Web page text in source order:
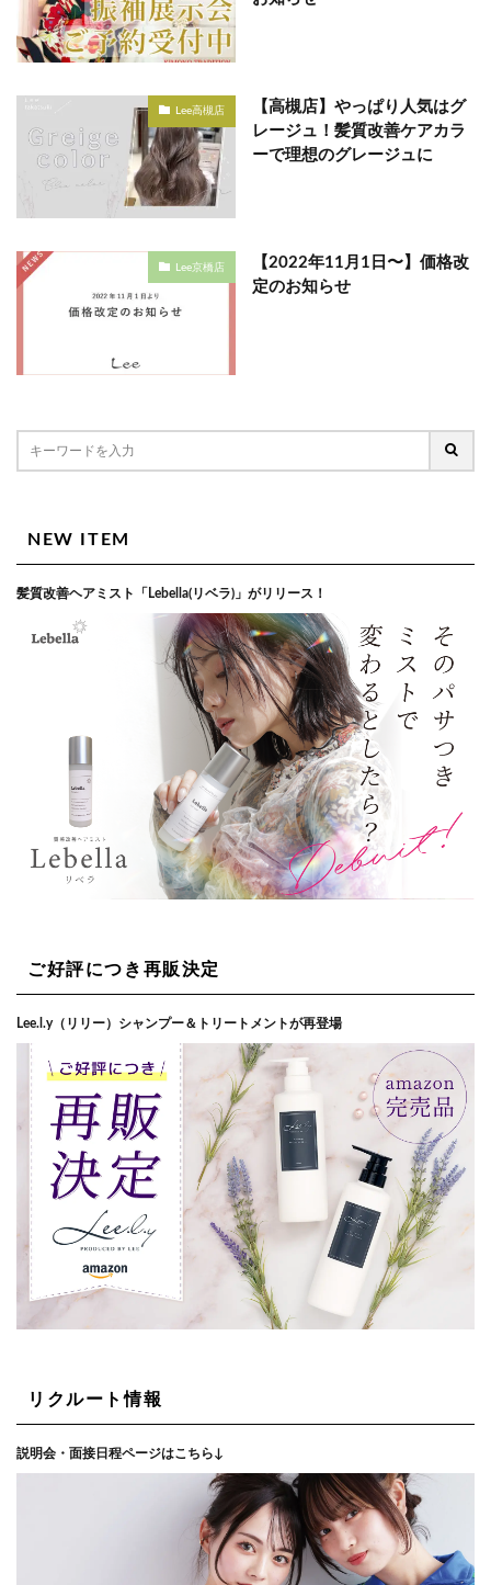
Lee高槻店
【高槻店】やっぱり人気はグ
レージュ！髪質改善ケアカラ
ーで理想のグレージュに
Lee京橋店
【2022年11月1日〜】価格改
定のお知らせ
NEW ITEM
髪質改善ヘアミスト「Lebella(リベラ)」がリリース！
ご好評につき再販決定
Lee.l.y（リリー）シャンプー＆トリートメントが再登場
リクルート情報
説明会・面接日程ページはこちら↓